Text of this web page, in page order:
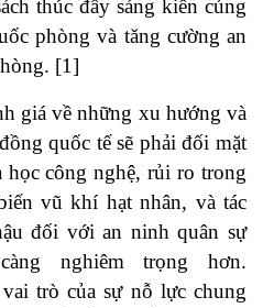
thúc đẩy sáng kiến củng
phòng và tăng cường an
[1]
giá về những xu hướng và
quốc tế sẽ phải đối mặt
công nghệ, rủi ro trong
vũ khí hạt nhân, và tác
đối với an ninh quân sự
nghiêm trọng hơn.
trò của sự nỗ lực chung